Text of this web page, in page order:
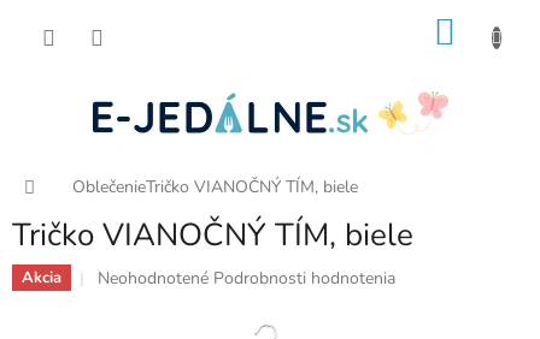
Domov
OblečenieTričko VIANOČNÝ TÍM, biele
Tričko VIANOČNÝ TÍM, biele
Akcia
Priemerné
Neohodnotené Podrobnosti hodnotenia